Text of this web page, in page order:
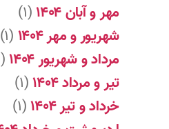
مهر و آبان ۱۴۰۴
(۱)
شهریور و مهر ۱۴۰۴
(۱)
مرداد و شهریور ۱۴۰۴
(۱)
تیر و مرداد ۱۴۰۴
(۱)
خرداد و تیر ۱۴۰۴
(۱)